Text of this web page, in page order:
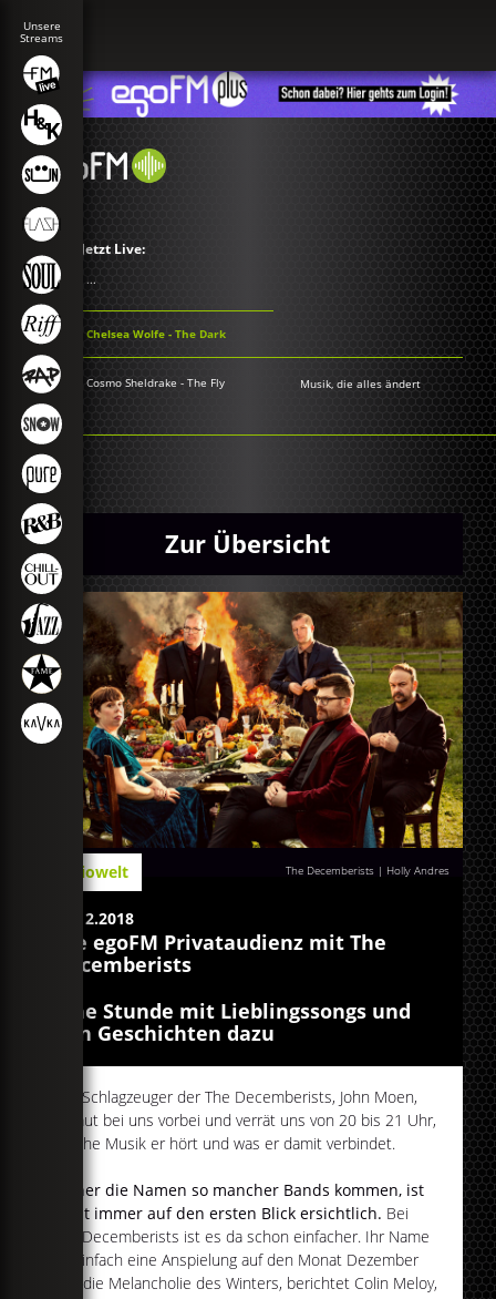
Jetzt Live:
...
Chelsea Wolfe - The Dark
Cosmo Sheldrake - The Fly Musik, die alles ändert
Zur Übersicht
The Decemberists | Holly Andres
Radiowelt
14.12.2018
Die egoFM Privataudienz mit The
Decemberists
Eine Stunde mit Lieblingssongs und
den Geschichten dazu
Der Schlagzeuger der The Decemberists, John Moen,
schaut bei uns vorbei und verrät uns von 20 bis 21 Uhr,
welche Musik er hört und was er damit verbindet.
Woher die Namen so mancher Bands kommen, ist
nicht immer auf den ersten Blick ersichtlich. Bei
The Decemberists ist es da schon einfacher. Ihr Name
ist einfach eine Anspielung auf den Monat Dezember
und die Melancholie des Winters, berichtet Colin Meloy,